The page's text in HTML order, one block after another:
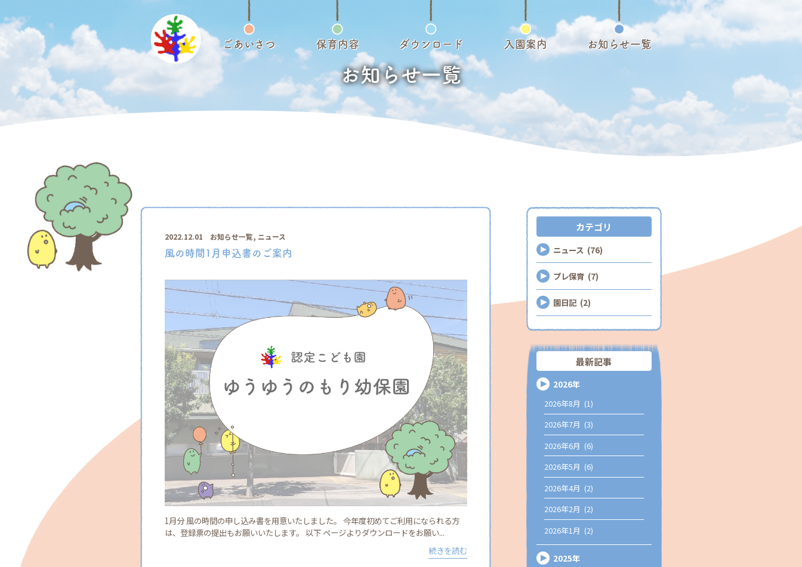
ごあいさつ 保育内容 ダウンロード 入園案内 お知らせ一覧
お知らせ一覧
2022.12.01 お知らせ一覧, ニュース
風の時間1月申込書のご案内
1月分 風の時間の申し込み書を用意いたしました。 今年度初めてご利用になられる方
は、登録票の提出もお願いいたします。 以下 ページよりダウンロードをお願い...
続きを読む
カテゴリ
ニュース (76)
プレ保育 (7)
園日記 (2)
最新記事
2026年
2026年8月 (1)
2026年7月 (3)
2026年6月 (6)
2026年5月 (6)
2026年4月 (2)
2026年2月 (2)
2026年1月 (2)
2025年